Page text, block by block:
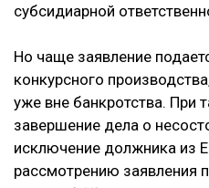
субсидиарной
Но чаще заявление
конкурсного
уже вне банкротства. При
завершение дела о
исключение должника из
рассмотрению заявления